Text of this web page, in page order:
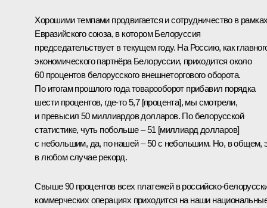
Хорошими темпами продвигается и сотрудничество в
Евразийского союза, в котором Белоруссия
председательствует в текущем году. На Россию, как
экономического партнёра Белоруссии, приходится около
60 процентов белорусского внешнеторгового оборота.
По итогам прошлого года товарооборот прибавил порядка
шести процентов, где-то 5,7 [процента], мы смотрели,
и превысил 50 миллиардов долларов. По белорусской
статистике, чуть побольше – 51 [миллиард долларов]
с небольшим, да, по нашей – 50 с небольшим. Но, в общем,
в любом случае рекорд.
Свыше 90 процентов всех платежей в российско-
коммерческих операциях приходится на наши